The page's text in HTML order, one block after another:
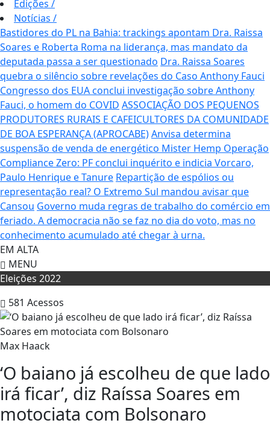
Edições /
Notícias /
Bastidores do PL na Bahia: trackings apontam Dra. Raissa
Soares e Roberta Roma na liderança, mas mandato da
deputada passa a ser questionado Dra. Raissa Soares
quebra o silêncio sobre revelações do Caso Anthony Fauci
Congresso dos EUA conclui investigação sobre Anthony
Fauci, o homem do COVID ASSOCIAÇÃO DOS PEQUENOS
PRODUTORES RURAIS E CAFEICULTORES DA COMUNIDADE
DE BOA ESPERANÇA (APROCABE)Anvisa determina
suspensão de venda de energético Mister Hemp Operação
Compliance Zero: PF conclui inquérito e indicia Vorcaro,
Paulo Henrique e Tanure Repartição de espólios ou
representação real? O Extremo Sul mandou avisar que
Cansou Governo muda regras de trabalho do comércio em
feriado. A democracia não se faz no dia do voto, mas no
conhecimento acumulado até chegar à urna.
EM ALTA
MENU
Eleições 2022
581 Acessos
Max Haack
‘O baiano já escolheu de que lado
irá ficar’, diz Raíssa Soares em
motociata com Bolsonaro